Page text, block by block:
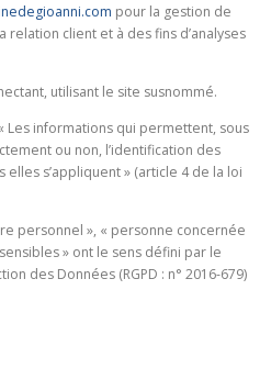
pour la gestion de
client et à des fins d’analyses
utilisant le site susnommé.
Les informations qui permettent, sous
ou non, l’identification des
s’appliquent » (article 4 de la loi
personnel », « personne concernée
» ont le sens défini par le
des Données (RGPD : n° 2016-679)